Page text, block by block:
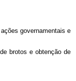
governamentais e
brotos e obtenção de